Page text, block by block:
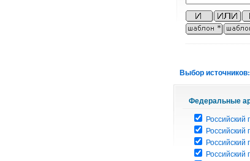
Выбор источников:
Федеральные
Российский
Российский